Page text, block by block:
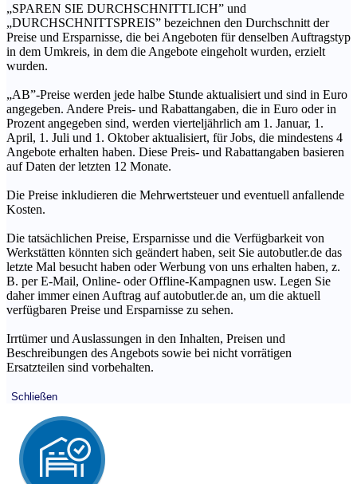
„SPAREN SIE DURCHSCHNITTLICH” und
„DURCHSCHNITTSPREIS” bezeichnen den Durchschnitt der
Preise und Ersparnisse, die bei Angeboten für denselben Auftragstyp
in dem Umkreis, in dem die Angebote eingeholt wurden, erzielt
wurden.
„AB”-Preise werden jede halbe Stunde aktualisiert und sind in Euro
angegeben. Andere Preis- und Rabattangaben, die in Euro oder in
Prozent angegeben sind, werden vierteljährlich am 1. Januar, 1.
April, 1. Juli und 1. Oktober aktualisiert, für Jobs, die mindestens 4
Angebote erhalten haben. Diese Preis- und Rabattangaben basieren
auf Daten der letzten 12 Monate.
Die Preise inkludieren die Mehrwertsteuer und eventuell anfallende
Kosten.
Die tatsächlichen Preise, Ersparnisse und die Verfügbarkeit von
Werkstätten könnten sich geändert haben, seit Sie autobutler.de das
letzte Mal besucht haben oder Werbung von uns erhalten haben, z.
B. per E-Mail, Online- oder Offline-Kampagnen usw. Legen Sie
daher immer einen Auftrag auf autobutler.de an, um die aktuell
verfügbaren Preise und Ersparnisse zu sehen.
Irrtümer und Auslassungen in den Inhalten, Preisen und
Beschreibungen des Angebots sowie bei nicht vorrätigen
Ersatzteilen sind vorbehalten.
Schließen